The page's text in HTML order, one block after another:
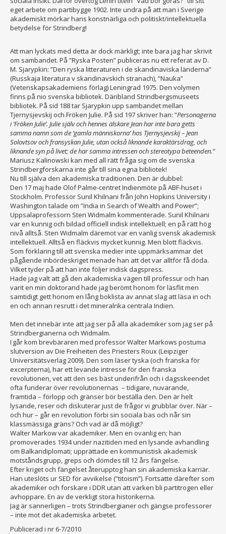
eget arbete om partibygge 1902. Inte undra på att man i Sverige
akademiskt mörkar hans konstnärliga och politiskt/intellektuella
betydelse för Strindberg!
Att man lyckats med detta är dock märkligt; inte bara jag har skrivit
om sambandet. På ”Ryska Posten” publiceras nu ett referat av D.
M. Sjarypkin: ”Den ryska litteraturen i de skandinaviska länderna”
(Russkaja literatura v skandinavskich stranach), ”Nauka”
(Vetenskapsakademiens förlag) Leningrad 1975. Den volymen
finns på nio svenska bibliotek. Däribland Strindbergsmuseets
bibliotek. På sid 188 tar Sjarypkin upp sambandet mellan
Tjernysjevskij och Fröken Julie. På sid 197 skriver han: ”Personagerna
i ‘Fröken Julie’. Julie själv och hennes älskare Jean har inte bara getts
samma namn som de ‘gamla människorna’ hos Tjernysjevskij – Jean
Solovtsov och fransyskan Julie, utan också liknande karaktärsdrag, och
liknande syn på livet; de har samma intressen och stereotypa beteenden.”
Mariusz Kalinowski kan med all rätt fråga sig om de svenska
Strindbergforskarna inte går till sina egna bibliotek!
Nu till själva den akademiska traditionen. Den är dubbel:
Den 17 maj hade Olof Palme-centret Indienmöte på ABF-huset i
Stockholm. Professor Sunil Khilnani från John Hopkins University i
Washington talade om ”India in Search of Wealth and Power”;
Uppsalaprofessorn Sten Widmalm kommenterade. Sunil Khilnani
var en kunnig och bildad officiell indisk intellektuell; en på rätt hög
nivå alltså. Sten Widmalm däremot var en vanlig svensk akademisk
intellektuell. Alltså en fläckvis mycket kunnig. Men blott fläckvis.
Som förklaring till att svenska medier inte uppmärksammar det
pågående inbördeskriget menade han att det var alltför få döda.
Vilket tyder på att han inte följer indisk dagspress.
Hade jag valt att gå den akademiska vägen till professur och han
varit en min doktorand hade jag berömt honom för läsflit men
samtidigt gett honom en lång boklista av annat slag att läsa in och
en och annan resrutt i det mineralrika centrala Indien.
Men det innebär inte att jag ser på alla akademiker som jag ser på
Strindbergianerna och Widmalm.
I går kom brevbäraren med professor Walter Markows postuma
slutversion av Die Freiheiten des Priesters Roux (Leipziger
Universitätsverlag 2009). Den som läser tyska (och franska för
excerpterna), har ett levande intresse för den franska
revolutionen, vet att den ses bäst underifrån och i dagsskeendet
ofta funderar över revolutionernas – tidigare, nuvarande,
framtida – förlopp och gränser bör beställa den. Den är helt
lysande, reser och diskuterar just de frågor vi grubblar över. När –
och hur – går en revolution förbi sin sociala bas och når sin
klassmässiga gräns? Och vad är då möjligt?
Walter Markow var akademiker. Men en ovanlig en; han
promoverades 1934 under nazitiden med en lysande avhandling
om Balkandiplomati; upprättade en kommunistisk akademisk
motståndsgrupp, greps och dömdes till 12 års fängelse.
Efter kriget och fängelset återupptog han sin akademiska karriär.
Han uteslöts ur SED för avvikelse (”titoism”). Fortsatte därefter som
akademiker och forskare i DDR utan att varken bli partitrogen eller
avhoppare. En av de verkligt stora historikerna.
Jag är sannerligen – trots Strindbergianer och gängse professorer
– inte mot det akademiska arbetet.
Publicerad i nr 6-7/2010